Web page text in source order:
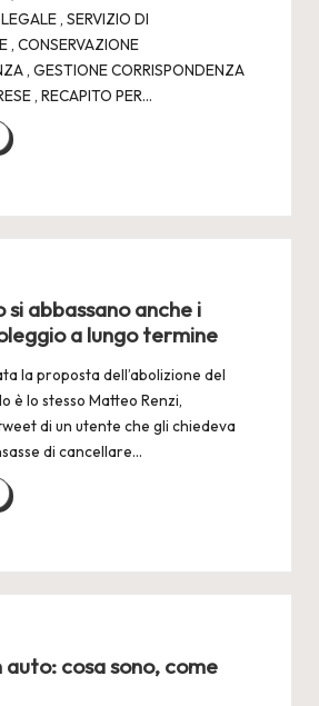
, SERVIZIO DI
, CONSERVAZIONE
, GESTIONE CORRISPONDENZA
, RECAPITO PER…
si abbassano anche i
a lungo termine
la proposta dell’abolizione del
è lo stesso Matteo Renzi,
di un utente che gli chiedeva
di cancellare…
auto: cosa sono, come